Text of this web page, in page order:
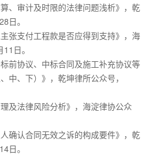
、审计及时限的法律问题浅析》，乾
日。
张支付工程款是否应得到支持》，海
日。
前协议、中标合同及施工补充协议等
中、下）》，乾坤律所公众号，
及法律风险分析》，海淀律协公众
确认合同无效之诉的构成要件》，乾
日。